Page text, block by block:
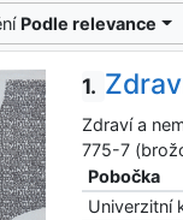
Podle relevance
1.
Zdraví a
775-7
Pobočka
Univerzitní